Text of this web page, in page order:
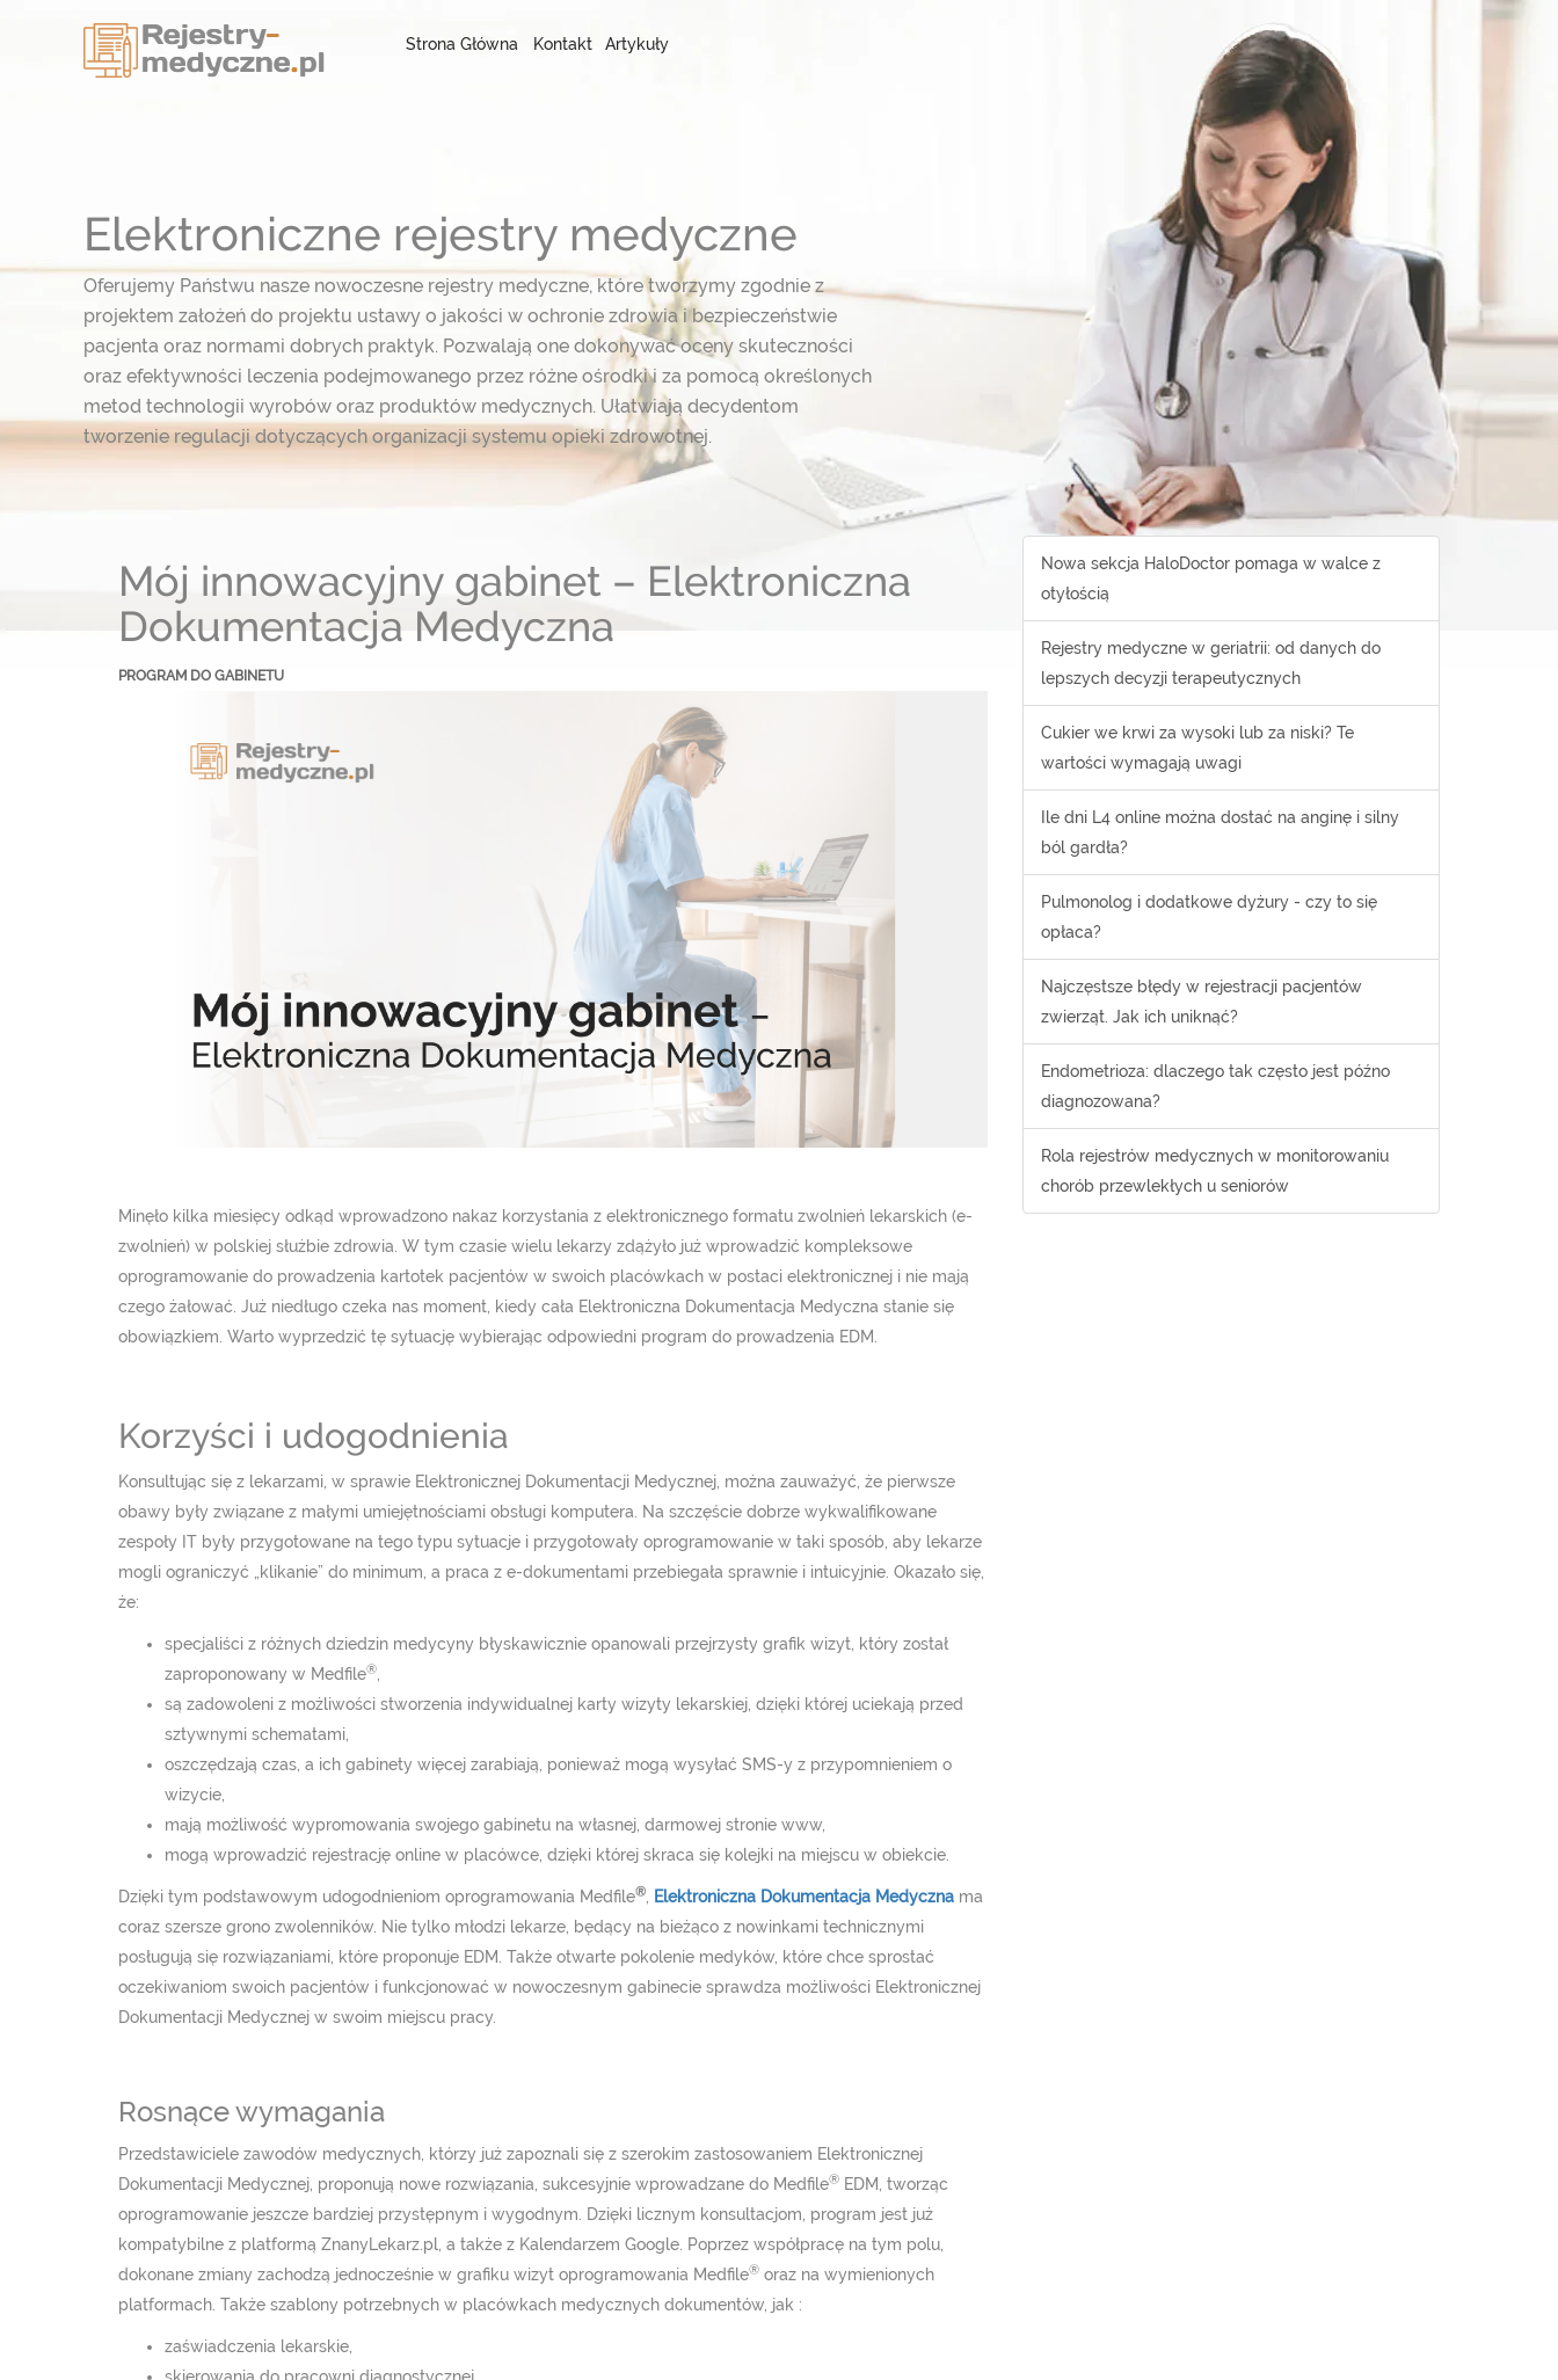
Strona Główna Kontakt Artykuły
Elektroniczne rejestry medyczne
Oferujemy Państwu nasze nowoczesne rejestry medyczne, które tworzymy zgodnie z
projektem założeń do projektu ustawy o jakości w ochronie zdrowia i bezpieczeństwie
pacjenta oraz normami dobrych praktyk. Pozwalają one dokonywać oceny skuteczności
oraz efektywności leczenia podejmowanego przez różne ośrodki i za pomocą określonych
metod technologii wyrobów oraz produktów medycznych. Ułatwiają decydentom
tworzenie regulacji dotyczących organizacji systemu opieki zdrowotnej.
Mój innowacyjny gabinet – Elektroniczna
Dokumentacja Medyczna
PROGRAM DO GABINETU
Minęło kilka miesięcy odkąd wprowadzono nakaz korzystania z elektronicznego formatu zwolnień lekarskich (e-
zwolnień) w polskiej służbie zdrowia. W tym czasie wielu lekarzy zdążyło już wprowadzić kompleksowe
oprogramowanie do prowadzenia kartotek pacjentów w swoich placówkach w postaci elektronicznej i nie mają
czego żałować. Już niedługo czeka nas moment, kiedy cała Elektroniczna Dokumentacja Medyczna stanie się
obowiązkiem. Warto wyprzedzić tę sytuację wybierając odpowiedni program do prowadzenia EDM.
Korzyści i udogodnienia
Konsultując się z lekarzami, w sprawie Elektronicznej Dokumentacji Medycznej, można zauważyć, że pierwsze
obawy były związane z małymi umiejętnościami obsługi komputera. Na szczęście dobrze wykwalifikowane
zespoły IT były przygotowane na tego typu sytuacje i przygotowały oprogramowanie w taki sposób, aby lekarze
mogli ograniczyć „klikanie” do minimum, a praca z e-dokumentami przebiegała sprawnie i intuicyjnie. Okazało się,
że:
specjaliści z różnych dziedzin medycyny błyskawicznie opanowali przejrzysty grafik wizyt, który został
zaproponowany w Medfile®
są zadowoleni z możliwości stworzenia indywidualnej karty wizyty lekarskiej, dzięki której uciekają przed
sztywnymi schematami,
oszczędzają czas, a ich gabinety więcej zarabiają, ponieważ mogą wysyłać SMS-y z przypomnieniem o
wizycie,
mają możliwość wypromowania swojego gabinetu na własnej, darmowej stronie www,
mogą wprowadzić rejestrację online w placówce, dzięki której skraca się kolejki na miejscu w obiekcie.
Dzięki tym podstawowym udogodnieniom oprogramowania Medfile® Elektroniczna Dokumentacja Medyczna ma
coraz szersze grono zwolenników. Nie tylko młodzi lekarze, będący na bieżąco z nowinkami technicznymi
posługują się rozwiązaniami, które proponuje EDM. Także otwarte pokolenie medyków, które chce sprostać
oczekiwaniom swoich pacjentów i funkcjonować w nowoczesnym gabinecie sprawdza możliwości Elektronicznej
Dokumentacji Medycznej w swoim miejscu pracy.
Rosnące wymagania
Przedstawiciele zawodów medycznych, którzy już zapoznali się z szerokim zastosowaniem Elektronicznej
Dokumentacji Medycznej, proponują nowe rozwiązania, sukcesyjnie wprowadzane do Medfile® EDM, tworząc
oprogramowanie jeszcze bardziej przystępnym i wygodnym. Dzięki licznym konsultacjom, program jest już
kompatybilne z platformą ZnanyLekarz.pl, a także z Kalendarzem Google. Poprzez współpracę na tym polu,
dokonane zmiany zachodzą jednocześnie w grafiku wizyt oprogramowania Medfile® oraz na wymienionych
platformach. Także szablony potrzebnych w placówkach medycznych dokumentów, jak :
zaświadczenia lekarskie,
Nowa sekcja HaloDoctor pomaga w walce z
otyłością
Rejestry medyczne w geriatrii: od danych do
lepszych decyzji terapeutycznych
Cukier we krwi za wysoki lub za niski? Te
wartości wymagają uwagi
Ile dni L4 online można dostać na anginę i silny
ból gardła?
Pulmonolog i dodatkowe dyżury - czy to się
opłaca?
Najczęstsze błędy w rejestracji pacjentów
zwierząt. Jak ich uniknąć?
Endometrioza: dlaczego tak często jest późno
diagnozowana?
Rola rejestrów medycznych w monitorowaniu
chorób przewlekłych u seniorów